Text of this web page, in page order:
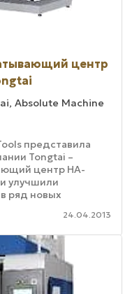
центр
Absolute Machine
представила
Tongtai –
центр HA-
улучшили
ряд новых
и управление.
24.04.2013